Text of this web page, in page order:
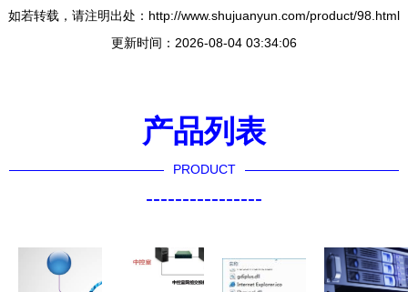
如若转载，请注明出处：http://www.shujuanyun.com/product/98.html
更新时间：2026-08-04 03:34:06
产品列表
PRODUCT
----------------